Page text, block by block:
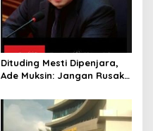
Dituding Mesti Dipenjara,
Ade Muksin: Jangan Rusak
Tanpa Konfirmasi dan